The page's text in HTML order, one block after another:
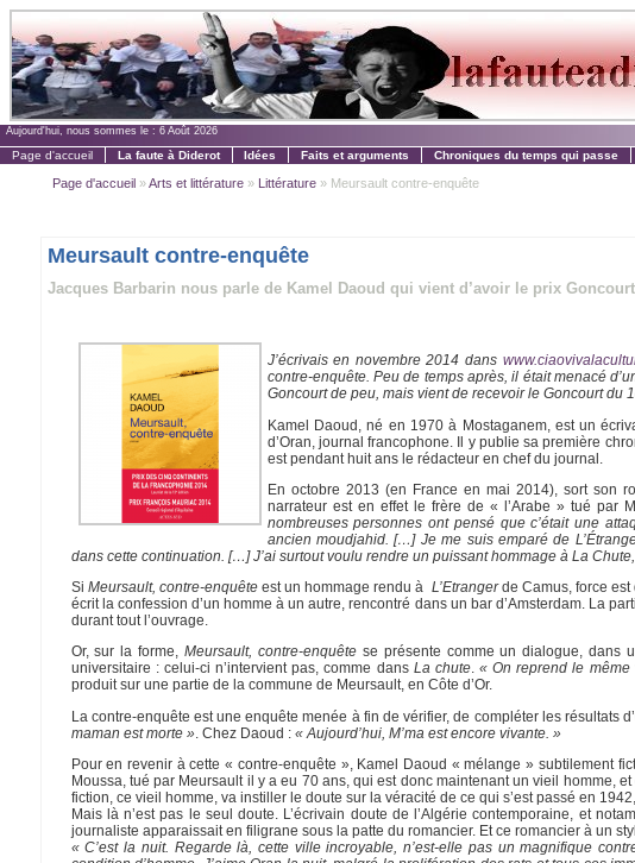
Aujourd'hui, nous sommes le : 6 Août 2026
Page d'accueil La faute à Diderot Idées Faits et arguments Chroniques du temps qui passe
Page d'accueil»Arts et littérature» Littérature» Meursault contre-enquête
Meursault contre-enquête
Jacques Barbarin nous parle de Kamel Daoud qui vient d’avoir le prix
J’écrivais en novembre 2014 dans
contre-enquête. Peu de temps après, il était menacé
Goncourt de peu, mais vient de recevoir le Goncourt du
Kamel Daoud, né en 1970 à Mostaganem, est un
d’Oran, journal francophone. Il y publie sa première
est pendant huit ans le rédacteur en chef du journal.
En octobre 2013 (en France en mai 2014), sort son
narrateur est en effet le frère de « l’Arabe » tué par
nombreuses personnes ont pensé que c’était une
ancien moudjahid. […] Je me suis emparé de
dans cette continuation. […] J’ai surtout voulu rendre un puissant hommage à La
Si Meursault, contre-enquêteest un hommage rendu à L’Etrangerde Camus, force est
écrit la confession d’un homme à un autre, rencontré dans un bar d’Amsterdam. La
durant tout l’ouvrage.
Or, sur la forme,Meursault, contre-enquêtese présente comme un dialogue, dans
universitaire : celui-ci n’intervient pas, comme dans La chute. « On reprend le même
produit sur une partie de la commune de Meursault, en Côte d’Or.
La contre-enquête est une enquête menée à fin de vérifier, de compléter les résultats
maman est morte ». Chez Daoud : « Aujourd’hui, M’ma est encore vivante. »
Pour en revenir à cette « contre-enquête », Kamel Daoud « mélange » subtilement
Moussa, tué par Meursault il y a eu 70 ans, qui est donc maintenant un vieil homme,
fiction, ce vieil homme, va instiller le doute sur la véracité de ce qui s’est passé en
Mais là n’est pas le seul doute. L’écrivain doute de l’Algérie contemporaine, et
journaliste apparaissait en filigrane sous la patte du romancier. Et ce romancier à un
« C’est la nuit. Regarde là, cette ville incroyable, n’est-elle pas un magnifique